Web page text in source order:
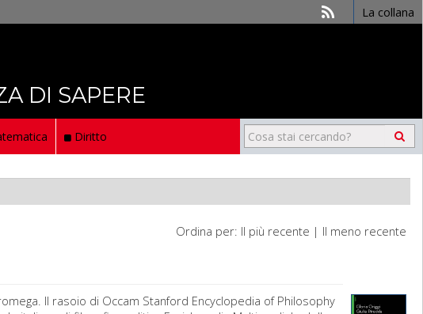
La collana
DI SAPERE
Diritto
Ordina per: Il più recente | Il meno recente
Il rasoio di Occam Stanford Encyclopedia of Philosophy